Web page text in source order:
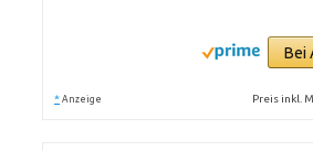
Bei
* Anzeige Preis inkl.